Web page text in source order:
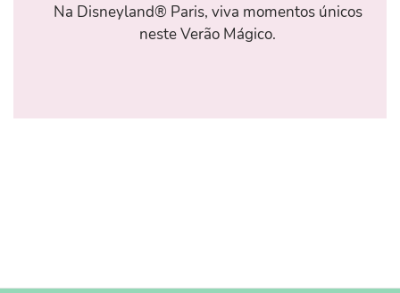
Na Disneyland® Paris, viva momentos únicos
neste Verão Mágico.